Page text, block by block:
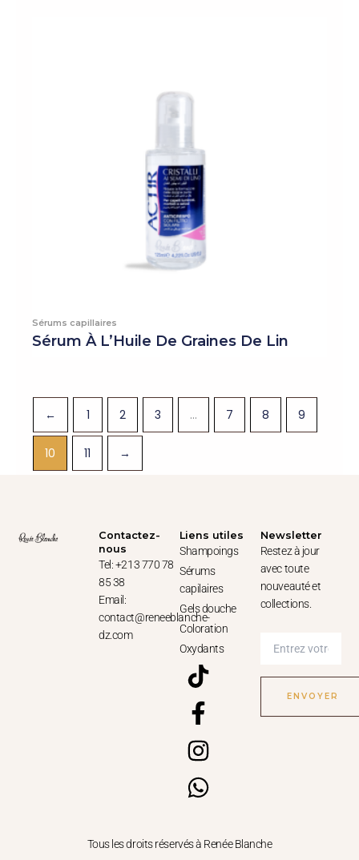
Sérums capillaires
Sérum À L’Huile De Graines De Lin
← 1 2 3 … 7 8 9
10 11 →
Contactez-
nous
Tel: +213 770 78
85 38
Email:
contact@reneeblanche-
dz.com
Liens utiles
Shampoings
Sérums
capilaires
Gels douche
Coloration
Oxydants
T
i
k
t
o
k
F
a
c
e
b
o
-
I
n
s
t
a
g
m
W
h
a
t
s
a
Newsletter
Restez à jour
avec toute
nouveauté et
collections.
Tous les droits réservés à Renée Blanche